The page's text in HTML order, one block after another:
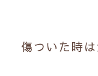
傷ついた時